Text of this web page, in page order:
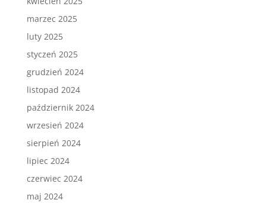
marzec 2025
luty 2025
styczeń 2025
grudzień 2024
listopad 2024
październik 2024
wrzesień 2024
sierpień 2024
lipiec 2024
czerwiec 2024
maj 2024